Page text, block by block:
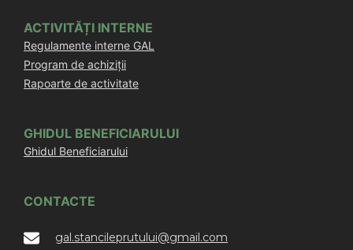
ACTIVITĂȚI INTERNE
Regulamente interne GAL
Program de achiziții
Rapoarte de activitate
GHIDUL BENEFICIARULUI
Ghidul Beneficiarului
CONTACTE
gal.stancileprutului@gmail.com